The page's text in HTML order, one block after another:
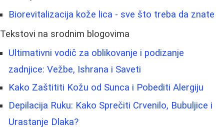
Biorevitalizacija kože lica - sve što treba da znate
Tekstovi na srodnim blogovima
Ultimativni vodič za oblikovanje i podizanje
zadnjice: Vežbe, Ishrana i Saveti
Kako Zaštititi Kožu od Sunca i Pobediti Alergiju
Depilacija Ruku: Kako Sprečiti Crvenilo, Bubuljice i
Urastanje Dlaka?